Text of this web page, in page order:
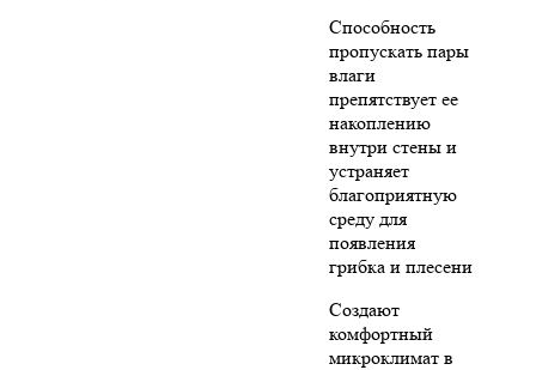
Способность
пропускать пары
влаги
препятствует ее
накоплению
внутри стены и
устраняет
благоприятную
среду для
появления
грибка и плесени
Создают
комфортный
микроклимат в